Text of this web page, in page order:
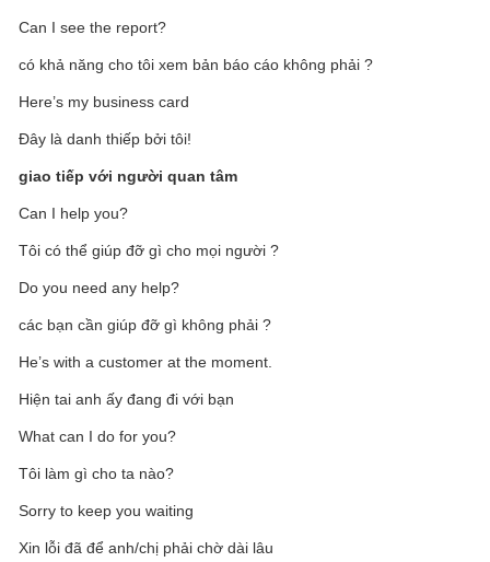
Can I see the report?
có khả năng cho tôi xem bản báo cáo không phải ?
Here’s my business card
Đây là danh thiếp bởi tôi!
giao tiếp với người quan tâm
Can I help you?
Tôi có thể giúp đỡ gì cho mọi người ?
Do you need any help?
các bạn cần giúp đỡ gì không phải ?
He’s with a customer at the moment.
Hiện tai anh ấy đang đi với bạn
What can I do for you?
Tôi làm gì cho ta nào?
Sorry to keep you waiting
Xin lỗi đã để anh/chị phải chờ dài lâu